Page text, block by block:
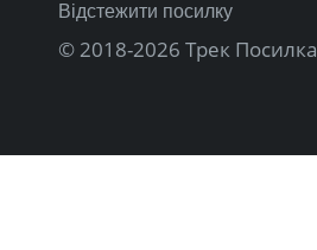
Відстежити посилку
© 2018-2026 Трек Посилка